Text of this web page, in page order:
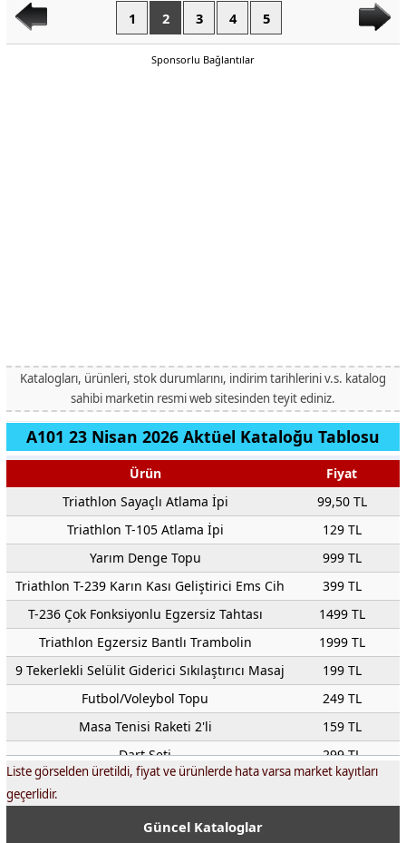
1 2 3 4 5
Sponsorlu Bağlantılar
Katalogları, ürünleri, stok durumlarını, indirim tarihlerini v.s. katalog
sahibi marketin resmi web sitesinden teyit ediniz.
A101 23 Nisan 2026 Aktüel Kataloğu Tablosu
Ürün
Fiyat
Triathlon Sayaçlı Atlama İpi
99,50 TL
Triathlon T-105 Atlama İpi
129 TL
Yarım Denge Topu
999 TL
Triathlon T-239 Karın Kası Geliştirici Ems Cihazı
399 TL
T-236 Çok Fonksiyonlu Egzersiz Tahtası
1499 TL
Triathlon Egzersiz Bantlı Trambolin
1999 TL
9 Tekerlekli Selülit Giderici Sıkılaştırıcı Masaj Rulosu199 TL
Futbol/Voleybol Topu
249 TL
Masa Tenisi Raketi 2'li
159 TL
Dart Seti
299 TL
Triathlon Parmak ve Bilek Egzersiz Aleti
149 TL
Triathlon Spor Eldiveni S/M/L/XL
199 TL
Triathlon T-194 Egzersiz Direnç Yayı
Liste görselden üretildi, fiyat ve ürünlerde hata varsa market kayıtları
geçerlidir.
Güncel Kataloglar